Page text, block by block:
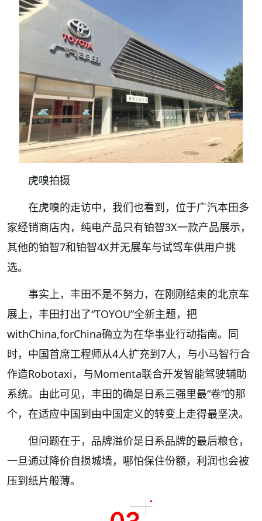
虎嗅拍摄
在虎嗅的走访中，我们也看到，位于广汽本田多
家经销商店内，纯电产品只有铂智3X一款产品展示，
其他的铂智7和铂智4X并无展车与试驾车供用户挑
选。
事实上，丰田不是不努力，在刚刚结束的北京车
展上，丰田打出了“TOYOU”全新主题，把
withChina,forChina确立为在华事业行动指南。同
时，中国首席工程师从4人扩充到7人，与小马智行合
作造Robotaxi，与Momenta联合开发智能驾驶辅助
系统。由此可见，丰田的确是日系三强里最“卷”的那
个，在适应中国到由中国定义的转变上走得最坚决。
但问题在于，品牌溢价是日系品牌的最后粮仓，
一旦通过降价自损城墙，哪怕保住份额，利润也会被
压到纸片般薄。